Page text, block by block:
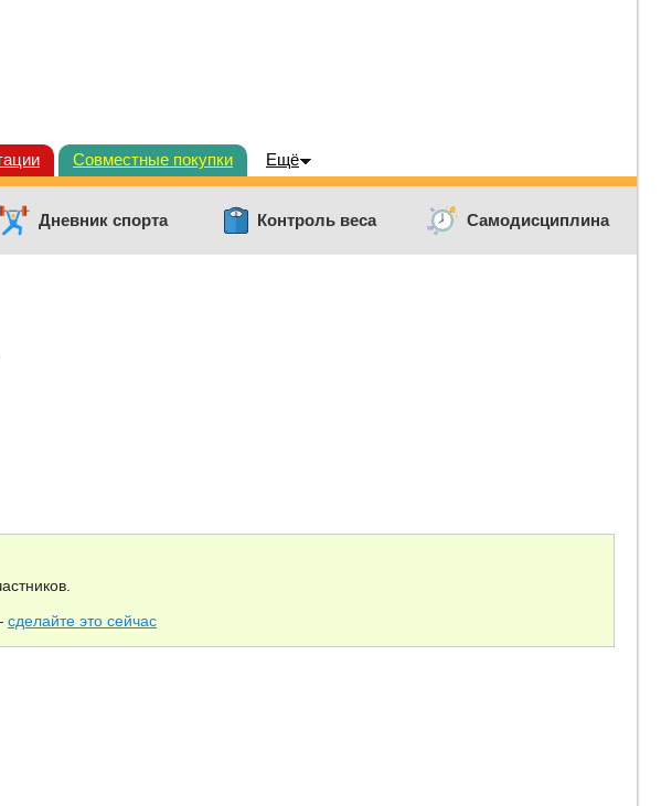
Совместные покупки Ещё
Дневник спорта Контроль веса Самодисциплина
сделайте это сейчас